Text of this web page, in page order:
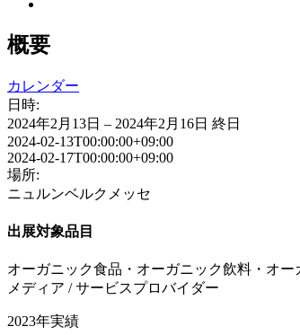
概要
カレンダー
日時:
2024年2月13日 – 2024年2月16日 終日
2024-02-13T00:00:00+09:00
2024-02-17T00:00:00+09:00
場所:
ニュルンベルクメッセ
出展対象品目
オーガニック食品・オーガニック飲料・オ
メディア / サービスプロバイダー
2023年実績